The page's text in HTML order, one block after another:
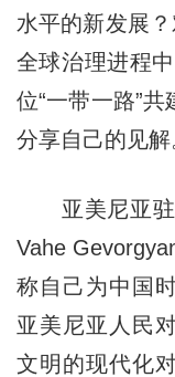
水平的新发展
全球治理进程
位“一带一路”
分享自己的见解
亚美尼亚驻
Vahe
称自己为中国
亚美尼亚人民
文明的现代化